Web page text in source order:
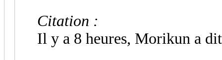
Citation :
Il y a 8 heures, Morikun a